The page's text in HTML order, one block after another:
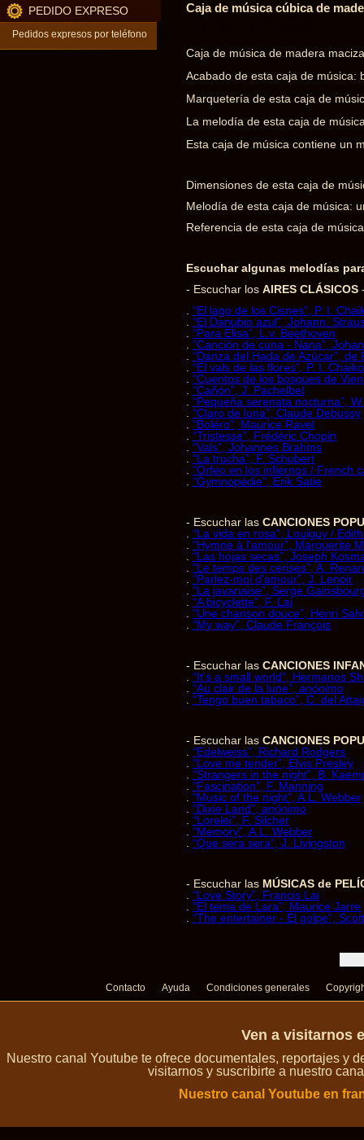
PEDIDO EXPRESO
Pedidos expresos por teléfono
Caja de música cúbica de
Caja de música de madera
Acabado de esta caja de música:
Marquetería de esta caja de
La melodía de esta caja de
Esta caja de música contiene un
Dimensiones de esta caja de
Melodía de esta caja de música:
Referencia de esta caja de
Escuchar algunas melodías
- Escuchar los AIRES CLÁSICOS
“El lago de los Cisnes”, P. I.
“El Danubio azul”, Johann.
“Para Elisa”, L.v. Beethoven
“Canción de cuna - Nana”,
“Danza del Hada de Azúcar”, de
“El vals de las flores”, P. I.
“Cuentos de los bosques de
“Cañón”, J. Pachelbel
“Pequeña serenata nocturna”,
“Claro de luna”, Claude Debussy
“Boléro”, Maurice Ravel
“Tristesse”, Frédéric Chopin
“Vals”, Johannes Brahms
“La trucha”, F. Schubert
“Orfeo en los infiernos / French
“Gymnopédie”, Erik Satie
- Escuchar las CANCIONES
“La vida en rosa”, Louiguy /
“Hymne à l'amour”, Marguerite
“Las hojas secas”, Joseph
“Le temps des cerises”, A.
“Parlez-moi d'amour”, J. Lenoir
“La javanaise”, Serge
“A bicyclette”, F. Lai
“Une chanson douce”, Henri
“My way”, Claude François
- Escuchar las CANCIONES
“It's a small world”, Hermanos
“Au clair de la lune”, anónimo
“Tengo buen tabaco”, C. del
- Escuchar las CANCIONES
“Edelweiss”, Richard Rodgers
“Love me tender”, Elvis Presley
“Strangers in the night”, B.
“Fascination”, F. Manning
“Music of the night”, A.L. Webber
“Dixie Land”, anónimo
“Lorelei”, F. Silcher
“Memory”, A.L. Webber
“Que sera sera”, J. Livingston
- Escuchar las MÚSICAS de
“Love Story”, Francis Lai
“El tema de Lara”, Maurice Jarre
“The entertainer - El golpe”,
Contacto Ayuda Condiciones generales
Ven a visitarnos
Nuestro canal Youtube te ofrece documentales, reportajes y
visitarnos y suscribirte a nuestro
Nuestro canal Youtube en